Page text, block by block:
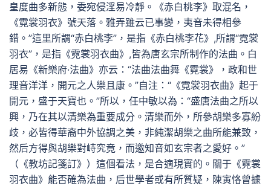
皇度曲多新態，委宛侵淫易冷靜。《赤白桃李》取混名，
《霓裳羽衣》號天落。雅弄雖云已事變，夷音未得相參
錯。”這里所謂“赤白桃李”，是指《赤白桃李花》,所謂“霓裳
羽衣”，是指《霓裳羽衣曲》,皆為唐玄宗所制作的法曲。白
居易《新樂府·法曲》亦云：“法曲法曲舞《霓裳》，政和世
理音洋洋，開元之人樂且康。”自注：“《霓裳羽衣曲》起于
開元，盛于天寶也。”所以，任中敏以為：“盛唐法曲之所以
興，乃在其以清樂為重要成分。清樂而外，所參胡樂多寡紛
歧，必皆得華裔中外協調之美，非純潔胡樂之曲所能兼致，
然后方得與胡樂對峙究竟，而邀知音如玄宗者之愛好。”
（《教坊記箋訂》）這個看法，是合適現實的。關于《霓裳
羽衣曲》能否確為法曲，后世學者或有所質疑，陳寅恪曾據